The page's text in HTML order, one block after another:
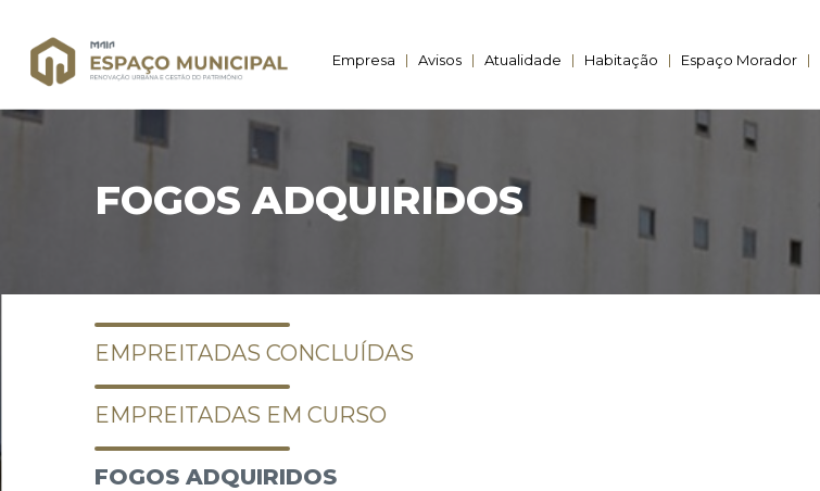
Empresa Avisos Atualidade Habitação Espaço Morador
FOGOS ADQUIRIDOS
EMPREITADAS CONCLUÍDAS
EMPREITADAS EM CURSO
FOGOS ADQUIRIDOS